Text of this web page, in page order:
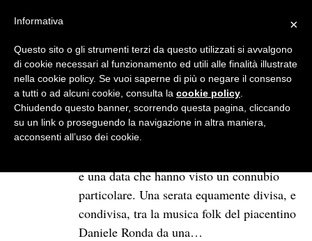
BROWSE TAG
Mondovì
Daniele Ronda + Marco
Ligabue, la musica dell’Emilia in
trasferta piemontese
e una data che hanno visto un connubio
particolare. Una serata equamente divisa, e
condivisa, tra la musica folk del piacentino
Daniele Ronda da una…
×
Informativa
Questo sito o gli strumenti terzi da questo utilizzati si avvalgono
di cookie necessari al funzionamento ed utili alle finalità illustrate
nella cookie policy. Se vuoi saperne di più o negare il consenso
a tutti o ad alcuni cookie, consulta la cookie policy
Chiudendo questo banner, scorrendo questa pagina, cliccando
su un link o proseguendo la navigazione in altra maniera,
acconsenti all’uso dei cookie.